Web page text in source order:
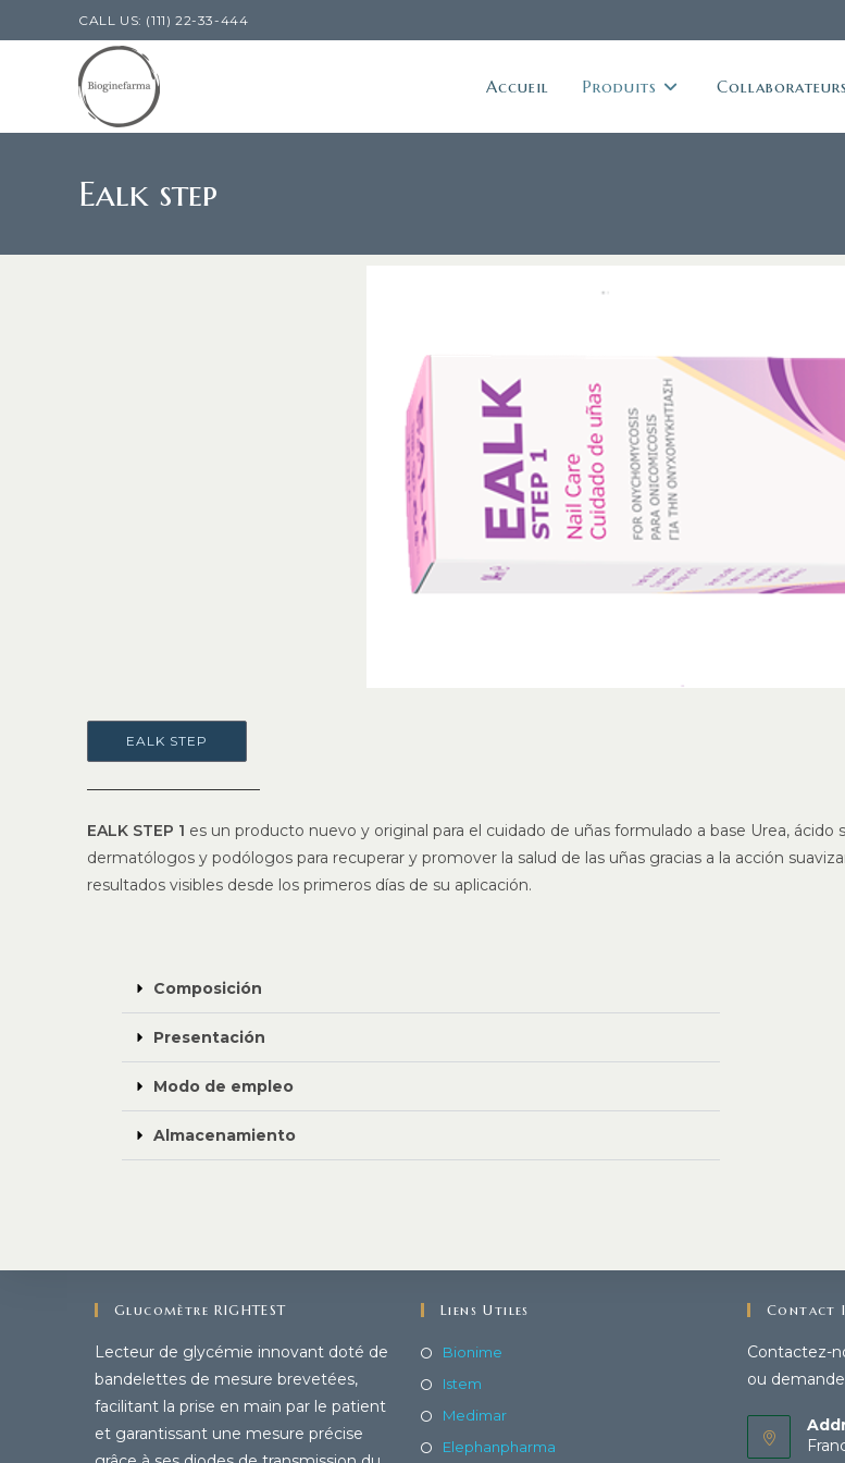
CALL US: (111) 22-33-444
Accueil Produits Collaborateurs
Ealk step
EALK STEP
EALK STEP 1 es un producto nuevo y original para el cuidado de uñas formulado a base Urea,
dermatólogos y podólogos para recuperar y promover la salud de las uñas gracias a la acción
resultados visibles desde los primeros días de su aplicación.
Composición
Presentación
Modo de empleo
Almacenamiento
Glucomètre RIGHTEST
Lecteur de glycémie innovant doté de
bandelettes de mesure brevetées,
facilitant la prise en main par le patient
et garantissant une mesure précise
Liens Utiles
Bionime
Istem
Medimar
Elephanpharma
Contact
Contactez-
ou